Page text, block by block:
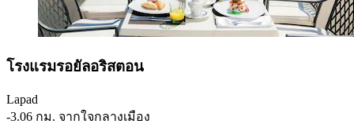
โรงแรมรอยัลอริสตอน
Lapad
‐3.06 กม. จากใจกลางเมือง